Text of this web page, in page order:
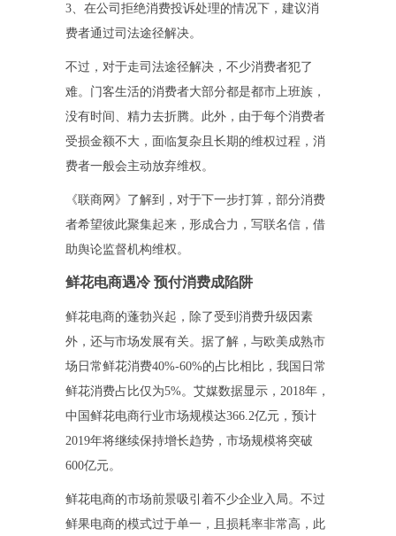
3、在公司拒绝消费投诉处理的情况下，建议消
费者通过司法途径解决。
不过，对于走司法途径解决，不少消费者犯了
难。门客生活的消费者大部分都是都市上班族，
没有时间、精力去折腾。此外，由于每个消费者
受损金额不大，面临复杂且长期的维权过程，消
费者一般会主动放弃维权。
《联商网》了解到，对于下一步打算，部分消费
者希望彼此聚集起来，形成合力，写联名信，借
助舆论监督机构维权。
鲜花电商遇冷 预付消费成陷阱
鲜花电商的蓬勃兴起，除了受到消费升级因素
外，还与市场发展有关。据了解，与欧美成熟市
场日常鲜花消费40%-60%的占比相比，我国日常
鲜花消费占比仅为5%。艾媒数据显示，2018年，
中国鲜花电商行业市场规模达366.2亿元，预计
2019年将继续保持增长趋势，市场规模将突破
600亿元。
鲜花电商的市场前景吸引着不少企业入局。不过
鲜果电商的模式过于单一，且损耗率非常高，此